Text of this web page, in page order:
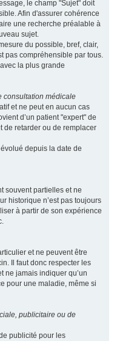
le champ "Sujet" doit
Afin d'assurer cohérence
une recherche préalable à
sujet.
du possible, bref, clair,
pas compréhensible par tous.
la plus grande
consultation médicale
et ne peut en aucun cas
d’un patient "expert" de
de retarder ou de remplacer
depuis la date de
souvent partielles et ne
historique n’est pas toujours
à partir de son expérience
et ne peuvent être
Il faut donc respecter les
ne jamais indiquer qu’un
pour une maladie, même si
publicitaire ou de
publicité pour les